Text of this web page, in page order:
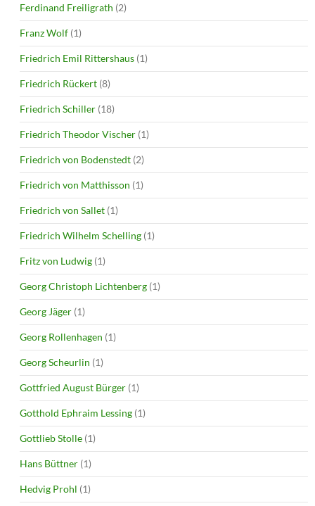
Ferdinand Freiligrath (2)
Franz Wolf (1)
Friedrich Emil Rittershaus (1)
Friedrich Rückert (8)
Friedrich Schiller (18)
Friedrich Theodor Vischer (1)
Friedrich von Bodenstedt (2)
Friedrich von Matthisson (1)
Friedrich von Sallet (1)
Friedrich Wilhelm Schelling (1)
Fritz von Ludwig (1)
Georg Christoph Lichtenberg (1)
Georg Jäger (1)
Georg Rollenhagen (1)
Georg Scheurlin (1)
Gottfried August Bürger (1)
Gotthold Ephraim Lessing (1)
Gottlieb Stolle (1)
Hans Büttner (1)
Hedvig Prohl (1)